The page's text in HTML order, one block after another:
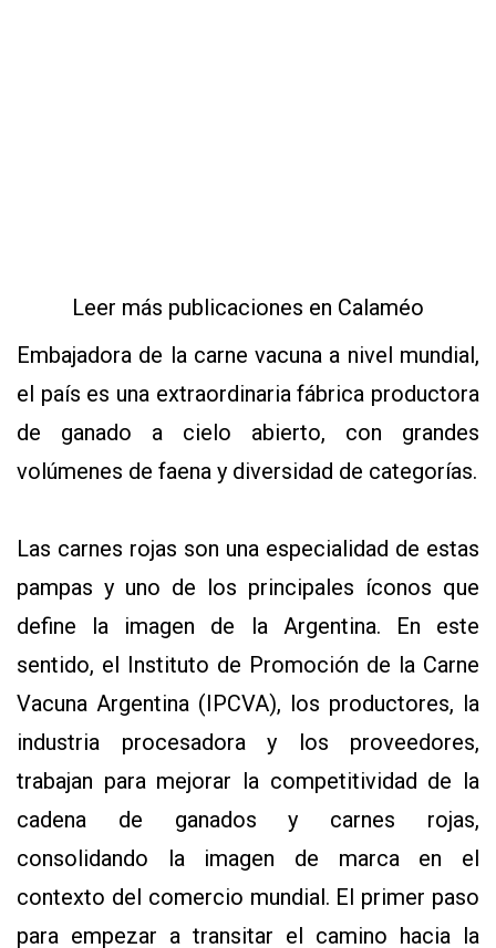
Leer más publicaciones en Calaméo
Embajadora de la carne vacuna a nivel mundial,
el país es una extraordinaria fábrica productora
de ganado a cielo abierto, con grandes
volúmenes de faena y diversidad de categorías.
Las carnes rojas son una especialidad de estas
pampas y uno de los principales íconos que
define la imagen de la Argentina. En este
sentido, el Instituto de Promoción de la Carne
Vacuna Argentina (IPCVA), los productores, la
industria procesadora y los proveedores,
trabajan para mejorar la competitividad de la
cadena de ganados y carnes rojas,
consolidando la imagen de marca en el
contexto del comercio mundial. El primer paso
para empezar a transitar el camino hacia la